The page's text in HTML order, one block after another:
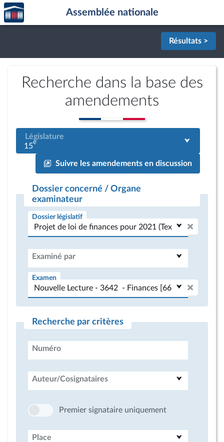
Aller au contenu
Aller en bas de la page
Accèder
à la
page
Assemblée nationale
Résultats >
Recherche dans la base des
amendements
Législature
15e
Suivre les amendements en discussion
Dossier concerné / Organe
examinateur
Dossier législatif
Examiné par
Examen
Recherche par critères
Numéro
Auteur/Cosignataires
Premier signataire uniquement
Place